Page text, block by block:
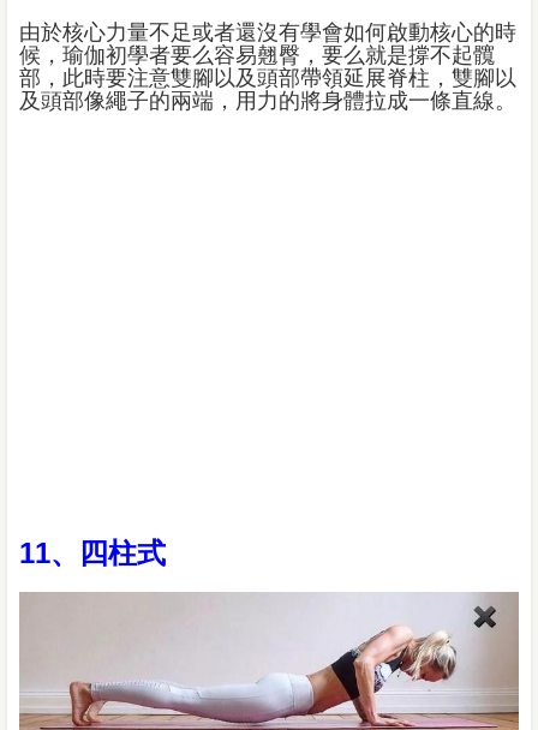
由於核心力量不足或者還沒有學會如何啟動核心的時
候，瑜伽初學者要么容易翹臀，要么就是撐不起髖
部，此時要注意雙腳以及頭部帶領延展脊柱，雙腳以
及頭部像繩子的兩端，用力的將身體拉成一條直線。
11、四柱式